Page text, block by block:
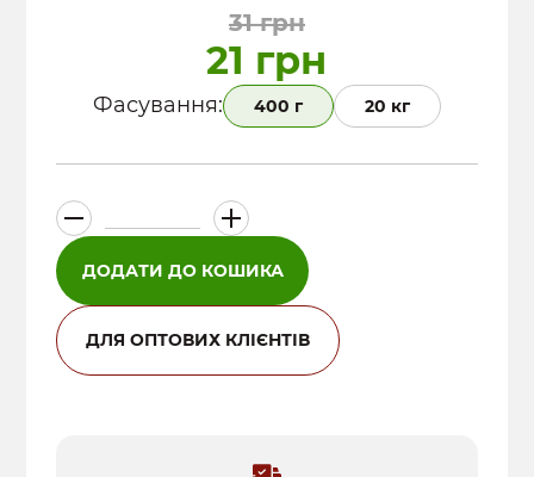
31грн
21 грн
Фасування: 400 г 20 кг
пластівці
приготування
ДОДАТИ ДО КОШИКА
ДЛЯ ОПТОВИХ КЛІЄНТІВ